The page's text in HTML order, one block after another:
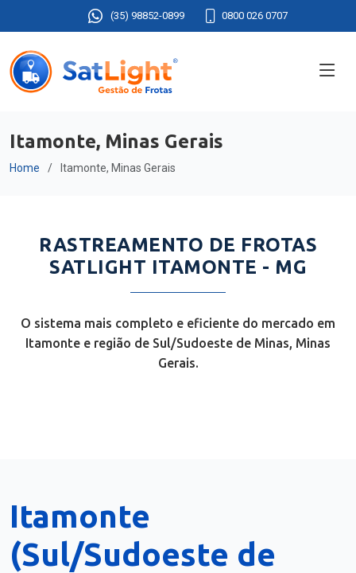
(35) 98852-0899 0800 026 0707
Itamonte, Minas Gerais
Home Itamonte, Minas Gerais
RASTREAMENTO DE FROTAS
SATLIGHT ITAMONTE - MG
O sistema mais completo e eficiente do mercado em
Itamonte e região de Sul/Sudoeste de Minas, Minas
Gerais.
Itamonte
(Sul/Sudoeste de